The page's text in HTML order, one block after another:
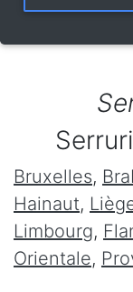
Bruxelles,
Hainaut,
Limbourg,
Orientale,